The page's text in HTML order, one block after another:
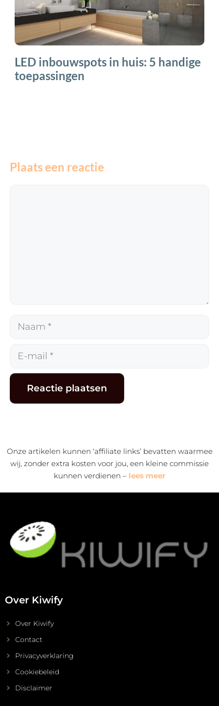
LED inbouwspots in huis: 5 handige
toepassingen
Plaats een reactie
Naam
E-
Onze artikelen kunnen ‘affiliate links’ bevatten waarmee
wij, zonder extra kosten voor jou, een kleine commissie
kunnen verdienen – lees meer
Over Kiwify
Over Kiwify
Contact
Privacyverklaring
Cookiebeleid
Disclaimer